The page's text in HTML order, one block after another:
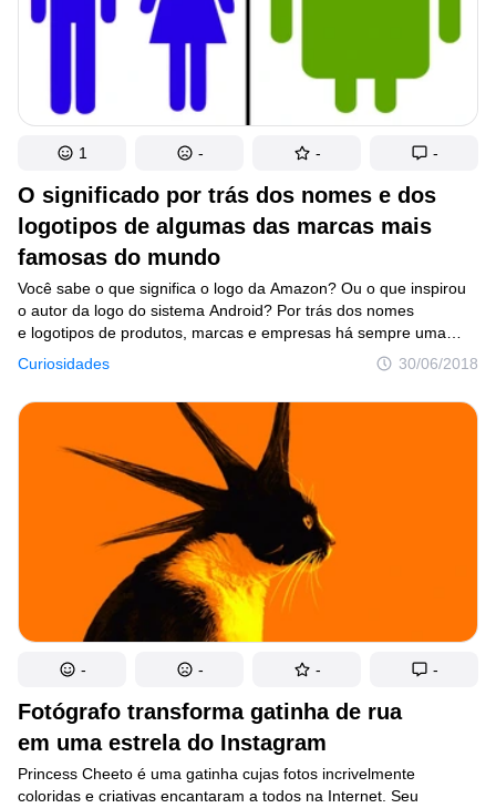
O significado por trás dos nomes e dos
logotipos de algumas das marcas mais
famosas do mundo
Curiosidades 30/06/2018
Você sabe o que significa o logo da Amazon? Ou o que inspirou
o autor da logo do sistema Android? Por trás dos nomes
e logotipos de produtos, marcas e empresas há sempre uma
mensagem para o consumidor e um significado. E esse é o tema
1 - - -
Fotógrafo transforma gatinha de rua
em uma estrela do Instagram
Princess Cheeto é uma gatinha cujas fotos incrivelmente
coloridas e criativas encantaram a todos na Internet. Seu
- - - -